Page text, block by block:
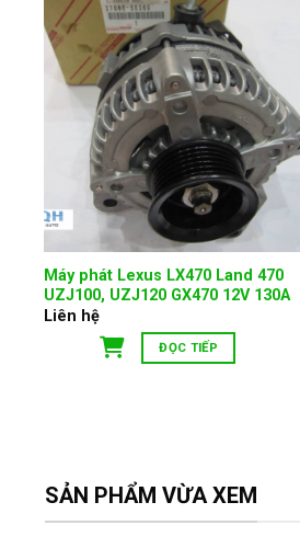
Máy phát Lexus LX470 Land 470
UZJ100, UZJ120 GX470 12V 130A
Liên hệ
ĐỌC TIẾP
SẢN PHẨM VỪA XEM